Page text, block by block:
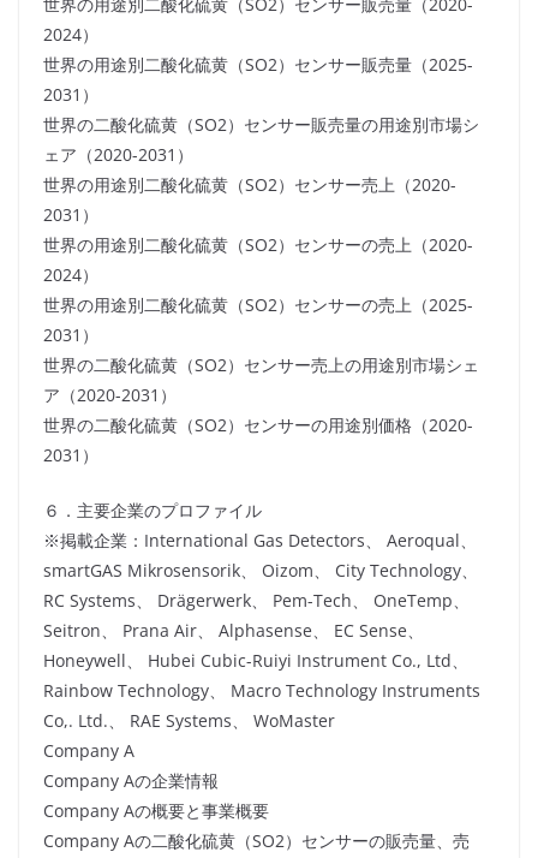
2024）
世界の用途別二酸化硫黄（SO2）センサー販売量（2025-
2031）
世界の二酸化硫黄（SO2）センサー販売量の用途別市場シ
ェア（2020-2031）
世界の用途別二酸化硫黄（SO2）センサー売上（2020-
2031）
世界の用途別二酸化硫黄（SO2）センサーの売上（2020-
2024）
世界の用途別二酸化硫黄（SO2）センサーの売上（2025-
2031）
世界の二酸化硫黄（SO2）センサー売上の用途別市場シェ
ア（2020-2031）
世界の二酸化硫黄（SO2）センサーの用途別価格（2020-
2031）
６．主要企業のプロファイル
※掲載企業：International Gas Detectors、 Aeroqual、
smartGAS Mikrosensorik、 Oizom、 City Technology、
RC Systems、 Drägerwerk、 Pem-Tech、 OneTemp、
Seitron、 Prana Air、 Alphasense、 EC Sense、
Honeywell、 Hubei Cubic-Ruiyi Instrument Co., Ltd、
Rainbow Technology、 Macro Technology Instruments
Co,. Ltd.、 RAE Systems、 WoMaster
Company A
Company Aの企業情報
Company Aの概要と事業概要
Company Aの二酸化硫黄（SO2）センサーの販売量、売